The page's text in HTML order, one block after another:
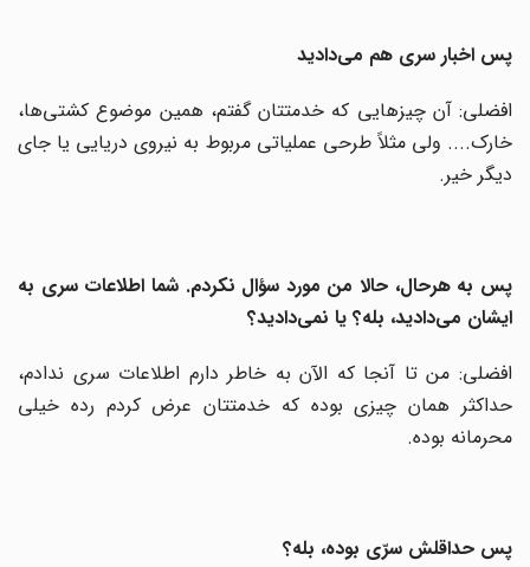
پس اخبار سری هم می‌‌دادید
افضلی: آن چیزهایی که خدمتتان گفتم، همین موضوع کشتی‌ها،
خارک.... ولی مثلاً طرحی عملیاتی مربوط به نیروی دریایی یا جای
دیگر خیر.
پس به هرحال، حالا من مورد سؤال نکردم. شما اطلاعات سری به
ایشان می‌دادید، بله؟ یا نمی‌‌‌دادید؟
افضلی: من تا آنجا که الآن به خاطر دارم اطلاعات سری ندادم،
حداکثر همان چیزی بوده که خدمتتان عرض کردم رده خیلی
محرمانه بوده.
پس حداقلش سرّی بوده، بله؟